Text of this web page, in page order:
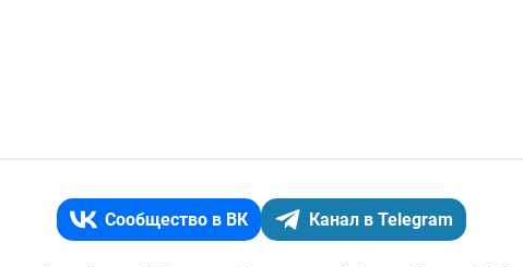
Сообщество в ВК Канал в Telegram